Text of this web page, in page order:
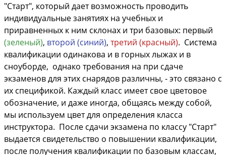
"Старт", который дает возможность проводить
индивидуальные занятиях на учебных и
приравненных к ним склонах и три базовых: первый
(зеленый), второй (синий), третий (красный). Система
квалификации одинакова и в горных лыжах и в
сноуборде, однако требования на при сдаче
экзаменов для этих снарядов различны, - это связано с
их спецификой. Каждый класс имеет свое цветовое
обозначение, и даже иногда, общаясь между собой,
мы используем цвет для определения класса
инструктора. После сдачи экзамена по классу "Старт"
выдается свидетельство о повышении квалификации,
после получения квалификации по базовым классам,